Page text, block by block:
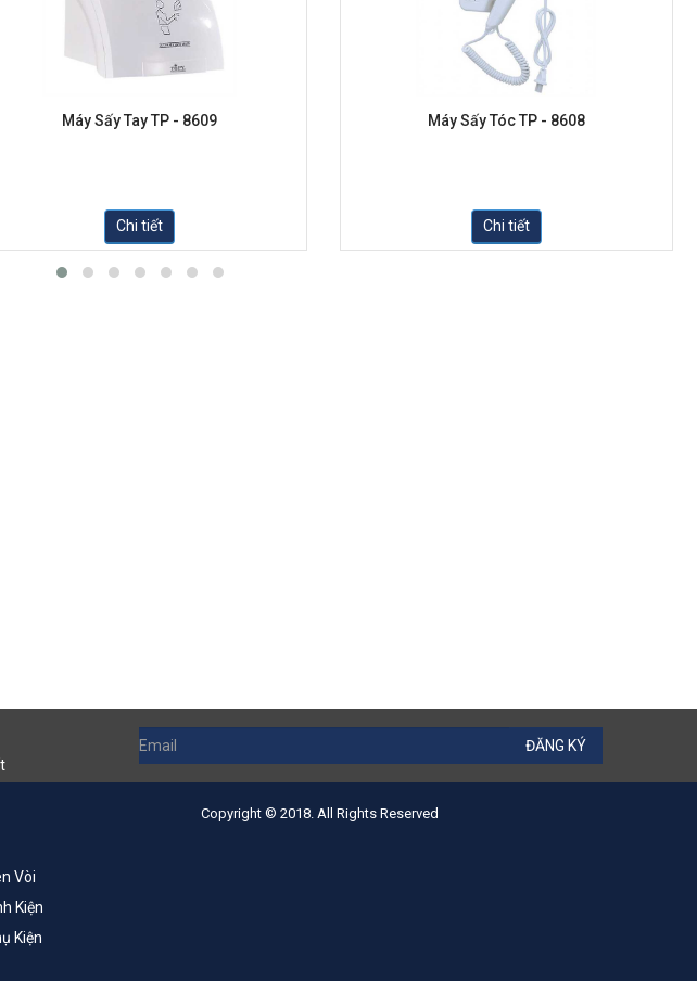
Máy Sấy Tay TP - 8609
Chi tiết
Máy Sấy Tóc TP - 8608
Chi tiết
ĐĂNG KÝ
Vòi
Kiện
Kiện
Copyright © 2018. All Rights Reserved